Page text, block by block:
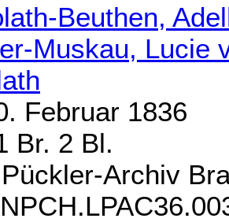
Beuthen,
Muskau, Lucie
Februar 1836
Br. 2 Bl.
Archiv